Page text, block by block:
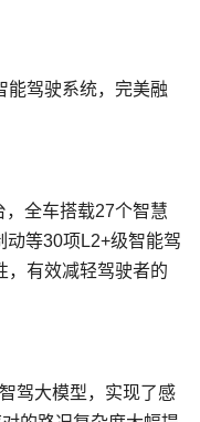
能驾驶系统，完美融
全车搭载27个智慧
等30项L2+级智能驾
，有效减轻驾驶者的
驾大模型，实现了感